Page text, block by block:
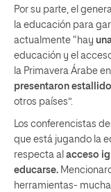
Por su parte, el
la educación para
actualmente “hay
educación y el
la Primavera Árabe
presentaron
otros países”.
Los conferencistas
que está jugando la
respecta al acceso
educarse.
herramientas-